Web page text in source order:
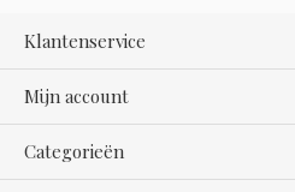
Klantenservice
Mijn account
Categorieën